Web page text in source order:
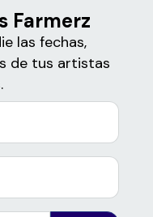
Farmerz
las fechas,
de tus artistas